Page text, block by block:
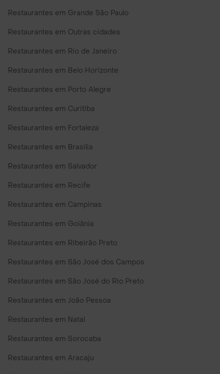
Restaurantes em Grande São Paulo
Restaurantes em Outras cidades
Restaurantes em Rio de Janeiro
Restaurantes em Belo Horizonte
Restaurantes em Porto Alegre
Restaurantes em Curitiba
Restaurantes em Fortaleza
Restaurantes em Brasilia
Restaurantes em Salvador
Restaurantes em Recife
Restaurantes em Campinas
Restaurantes em Goiânia
Restaurantes em Ribeirão Preto
Restaurantes em São José dos Campos
Restaurantes em São José do Rio Preto
Restaurantes em João Pessoa
Restaurantes em Natal
Restaurantes em Sorocaba
Restaurantes em Aracaju